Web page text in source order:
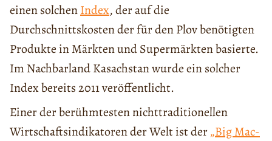
einen solchenIndex, der auf die
Durchschnittskosten der für den Plov benötigten
Produkte in Märkten und Supermärkten basierte.
Im Nachbarland Kasachstan wurde ein solcher
Index bereits 2011 veröffentlicht.
Einer der berühmtesten nichttraditionellen
Wirtschaftsindikatoren der Welt ist der„Big Mac-